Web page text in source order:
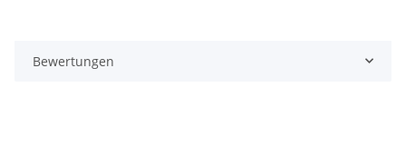
Bewertungen